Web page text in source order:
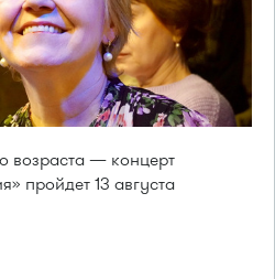
возраста — концерт
пройдет 13 августа